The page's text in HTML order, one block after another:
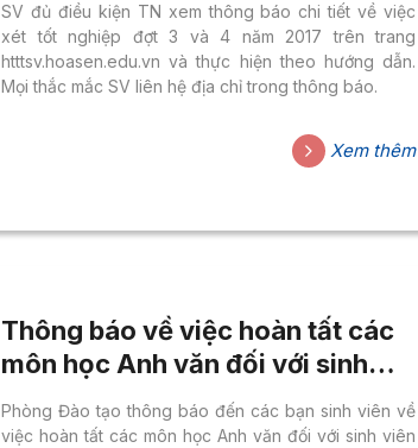
SV đủ điều kiện TN xem thông báo chi tiết về việc
xét tốt nghiệp đợt 3 và 4 năm 2017 trên trang
htttsv.hoasen.edu.vn và thực hiện theo hướng dẫn.
Mọi thắc mắc SV liên hệ địa chỉ trong thông báo.
Xem thêm
Thông báo về việc hoàn tất các
môn học Anh văn đối với sinh
viên các khóa
Phòng Đào tạo thông báo đến các bạn sinh viên về
việc hoàn tất các môn học Anh văn đối với sinh viên